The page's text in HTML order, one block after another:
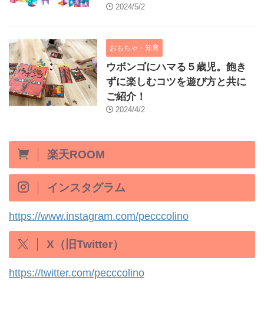
2024/5/2
おもちゃ・知育
ウボンゴにハマる５歳児。飽き
ずに楽しむコツを遊び方と共に
ご紹介！
2024/4/2
楽天ROOM
インスタグラム
https://www.instagram.com/pecccolino
X（旧Twitter）
https://twitter.com/pecccolino